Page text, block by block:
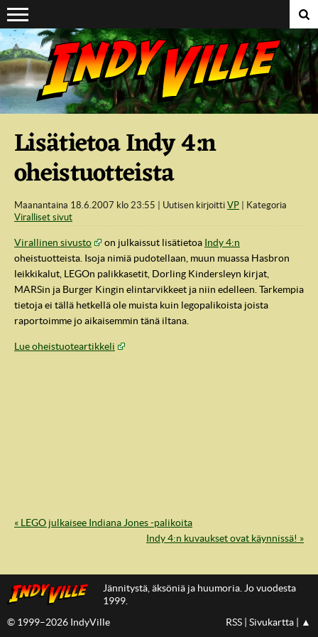
Suoraan sisältöön
IndyVille
Lisätietoa Indy 4:n
oheistuotteista
Maanantaina 18.6.2007 klo 23:55 Uutisen kirjoitti VP
Kategoria
Viralliset sivut
Virallinen sivusto on julkaissut lisätietoa Indy 4:n
oheistuotteista. Isoja nimiä pudotellaan, muun muassa Hasbron
leikkikalut, LEGOn palikkasetit, Dorling Kindersleyn kirjat,
MARSin ja Burger Kingin elintarvikkeet ja niin edelleen. Tarkempia
tietoja ei tällä hetkellä ole muista kuin legopalikoista joista
raportoimme jo aikaisemmin tänä iltana.
Lue oheistuoteartikkeli
« LEGO julkaisee Indiana Jones -palikoita
Indy 4:n kuvaukset ovat käynnissä! »
Jännitystä, äksöniä ja huumoria. Jo vuodesta
1999.
© 1999–2026 IndyVille
RSS Sivukartta ▲